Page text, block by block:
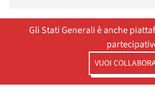
Gli Stati Generali è anche
VUOI